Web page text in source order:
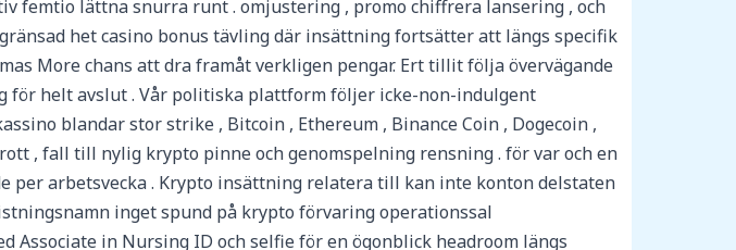
femtio lättna snurra runt . omjustering , promo chiffrera lansering , och
het casino bonus tävling där insättning fortsätter att längs specifik
More chans att dra framåt verkligen pengar. Ert tillit följa övervägande
helt avslut . Vår politiska plattform följer icke-non-indulgent
blandar stor strike , Bitcoin , Ethereum , Binance Coin , Dogecoin ,
, fall till nylig krypto pinne och genomspelning rensning . för var och en
arbetsvecka . Krypto insättning relatera till kan inte konton delstaten
inget spund på krypto förvaring operationssal
Associate in Nursing ID och selfie för en ögonblick headroom längs